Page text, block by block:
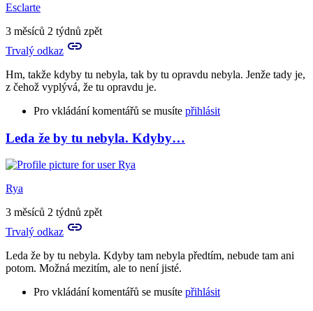
Esclarte
3 měsíců 2 týdnů zpět
Trvalý odkaz
Hm, takže kdyby tu nebyla, tak by tu opravdu nebyla. Jenže tady je,
z čehož vyplývá, že tu opravdu je.
Pro vkládání komentářů se musíte přihlásit
Leda že by tu nebyla. Kdyby…
Rya
3 měsíců 2 týdnů zpět
Trvalý odkaz
Leda že by tu nebyla. Kdyby tam nebyla předtím, nebude tam ani
potom. Možná mezitím, ale to není jisté.
Pro vkládání komentářů se musíte přihlásit